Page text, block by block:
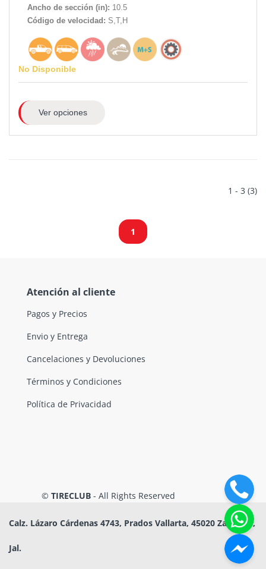
Ancho de sección (in): 10.5
Código de velocidad: S,T,H
No Disponible
Ver opciones
1 - 3 (3)
1
Atención al cliente
Pagos y Precios
Envio y Entrega
Cancelaciones y Devoluciones
Términos y Condiciones
Política de Privacidad
© TIRECLUB - All Rights Reserved
Calz. Lázaro Cárdenas 4743, Prados Vallarta, 45020 Zapopan,
Jal.